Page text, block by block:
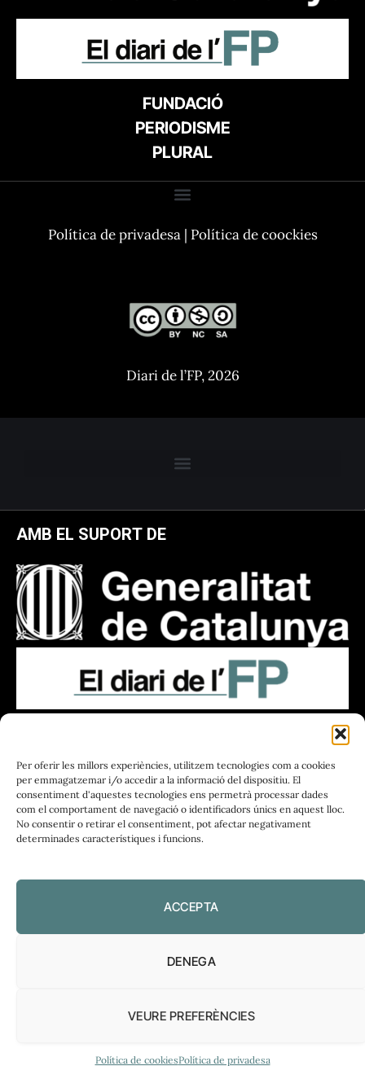
Per oferir les millors experiències, utilitzem tecnologies com a cookies
per emmagatzemar i/o accedir a la informació del dispositiu. El
consentiment d'aquestes tecnologies ens permetrà processar dades
com el comportament de navegació o identificadors únics en aquest lloc.
No consentir o retirar el consentiment, pot afectar negativament
determinades característiques i funcions.
ACCEPTA
DENEGA
VEURE PREFERÈNCIES
Política de cookiesPolítica de privadesa
FUNDACIÓ
PERIODISME
PLURAL
Política de privadesa| Política de coockies
Diari de l’FP, 2026
AMB EL SUPORT DE
PERIODISME
PLIRAL
Política de privadesa|Política de cookies